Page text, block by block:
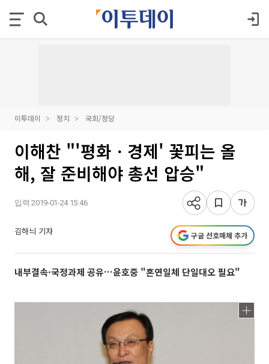
이투데이 정치 국회/정당
이해찬 "'평화ㆍ경제' 꽃피는 올
해, 잘 준비해야 총선 압승"
입력 2019-01-24 15:46
김하늬 기자 구글 선호매체 추가
내부결속·국정과제 공유…윤호중 "혼연일체 단일대오 필요"